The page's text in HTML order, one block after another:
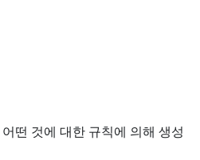
떤 것에 대한 규칙에 의해 생성